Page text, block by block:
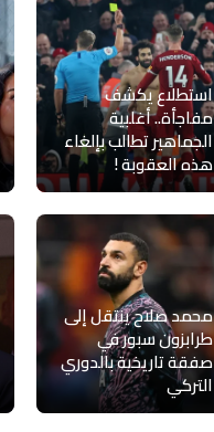
استطلاع يكشف
مفاجأة.. أغلبية
الجماهير تطالب بإلغاء
هذه العقوبة !
محمد صلاح ينتقل إلى
طرابزون سبور في
صفقة تاريخية بالدوري
التركي